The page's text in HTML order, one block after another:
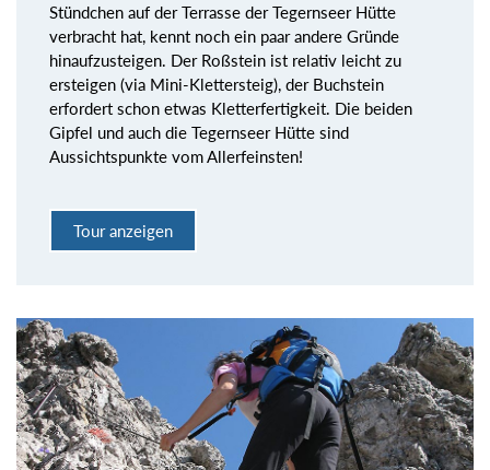
Stündchen auf der Terrasse der Tegernseer Hütte
verbracht hat, kennt noch ein paar andere Gründe
hinaufzusteigen. Der Roßstein ist relativ leicht zu
ersteigen (via Mini-Klettersteig), der Buchstein
erfordert schon etwas Kletterfertigkeit. Die beiden
Gipfel und auch die Tegernseer Hütte sind
Aussichtspunkte vom Allerfeinsten!
Tour anzeigen